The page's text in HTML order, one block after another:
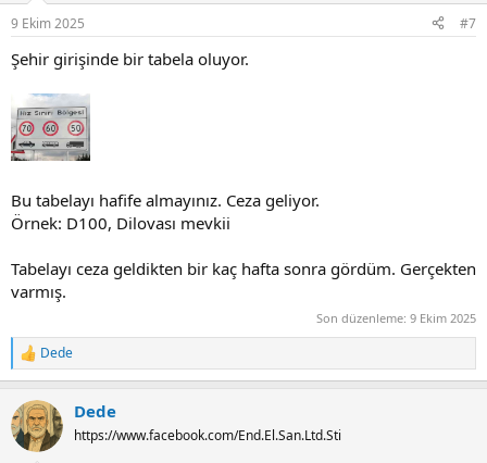
s
9 Ekim 2025 #7
Şehir girişinde bir tabela oluyor.
Bu tabelayı hafife almayınız. Ceza geliyor.
Örnek: D100, Dilovası mevkii
Tabelayı ceza geldikten bir kaç hafta sonra gördüm. Gerçekten
varmış.
Son düzenleme: 9 Ekim 2025
R
e
c
t
i
Dede
Dede
https://www.facebook.com/End.El.San.Ltd.Sti